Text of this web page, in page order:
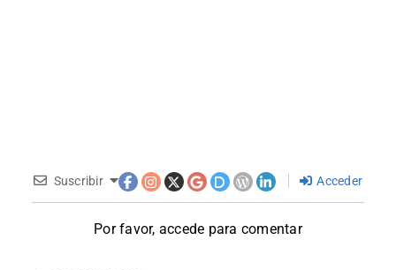
Suscribir Acceder
Por favor, accede para comentar